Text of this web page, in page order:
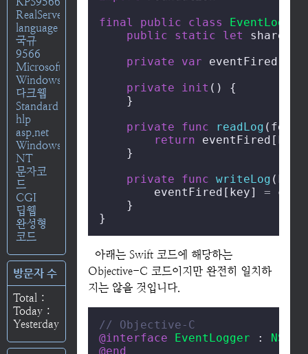
RealServer
language
국규
9566
Microsoft
Windows
다크웹
Standard
hlp
asp.net
Windows
NT
문자코
드
CGI
딥웹
완성형
코드
방문자 수
Total :
Today :
Yesterday :
final
public class EventLogger
public
static let shared
private
var eventFired: [
private
init () {
    }
private
func readLog ( for
return
    }
private
func writeLog ( key
        eventFired[key]
=
    }
}
아래는 Swift 코드에 해당하는
Objective-C 코드이지만 완전히 일치하
지는 않을 것입니다.
// Objective-C
@interface
EventLogger :
@end